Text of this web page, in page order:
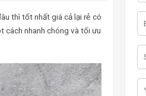
thì tốt nhất giá cả lại rẻ có
cách nhanh chóng và tối ưu